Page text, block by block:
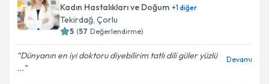
E-posta Adresiniz
Kadın Hastalıkları ve Doğum +1diğer
Tekirdağ, Çorlu
5 (57 Değerlendirme)
Dünyanın en iyi doktoru diyebilirim tatlı dili güler yüzlü
...
Devamı